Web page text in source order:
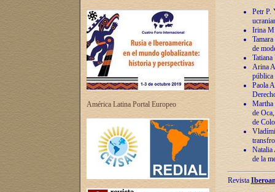
América Latina Portal Europeo
Petr P.
Irina
de
Arina
pública
Paola
Martha
de
de
Natalia
de la
Revista